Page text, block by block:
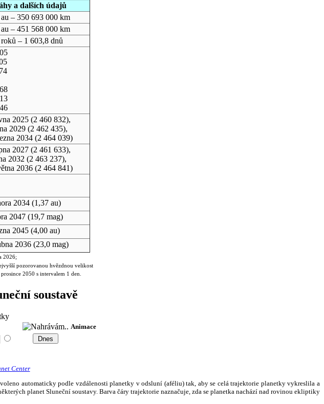
a dalších údajů
– 350 693 000 km
– 451 568 000 km
– 1 603,8 dnů
2025(2 460 832),
2029(2 462 435),
2034(2 464 039)
2027(2 461 633),
2032 (2 463 237),
2036(2 464 841)
2034(1,37 au)
2047(19,7 mag)
2045(4,00 au)
2036(23,0 mag)
2026;
pozorovanou hvězdnou velikost
2050 s intervalem 1 den.
soustavě
Animace
Center
automaticky podle vzdálenosti planetky v odsluní (aféliu) tak, aby se celá trajektorie planetky vykreslila a
planet Sluneční soustavy. Barva čáry trajektorie naznačuje, zda se planetka nachází nad rovinou ekliptiky